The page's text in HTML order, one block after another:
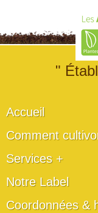
"
Accueil
Comment
Services +
Notre Label
Coordonnées &